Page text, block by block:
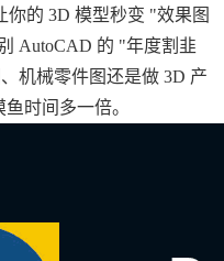
你的 3D 模型秒变 "效果图
AutoCAD 的 "年度割韭
机械零件图还是做 3D 产
时间多一倍。